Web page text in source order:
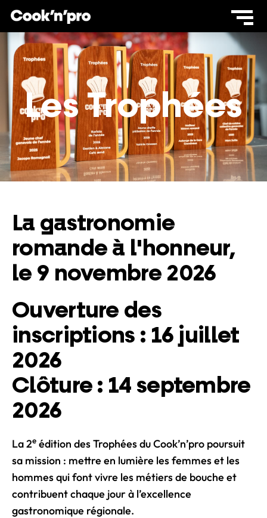
Les Trophées
La gastronomie
romande à l'honneur,
le 9 novembre 2026
Ouverture des
inscriptions : 16 juillet
2026
Clôture : 14 septembre
2026
La 2e édition des Trophées du Cook’n’pro poursuit
sa mission : mettre en lumière les femmes et les
hommes qui font vivre les métiers de bouche et
contribuent chaque jour à l’excellence
gastronomique régionale.